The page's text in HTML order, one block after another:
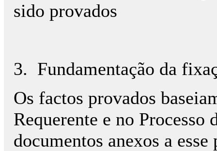
sido provados
3. Fundamentação da
Os factos provados
Requerente e no Processo
documentos anexos a